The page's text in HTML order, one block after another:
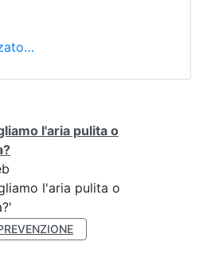
l'aria pulita o
l'aria pulita o